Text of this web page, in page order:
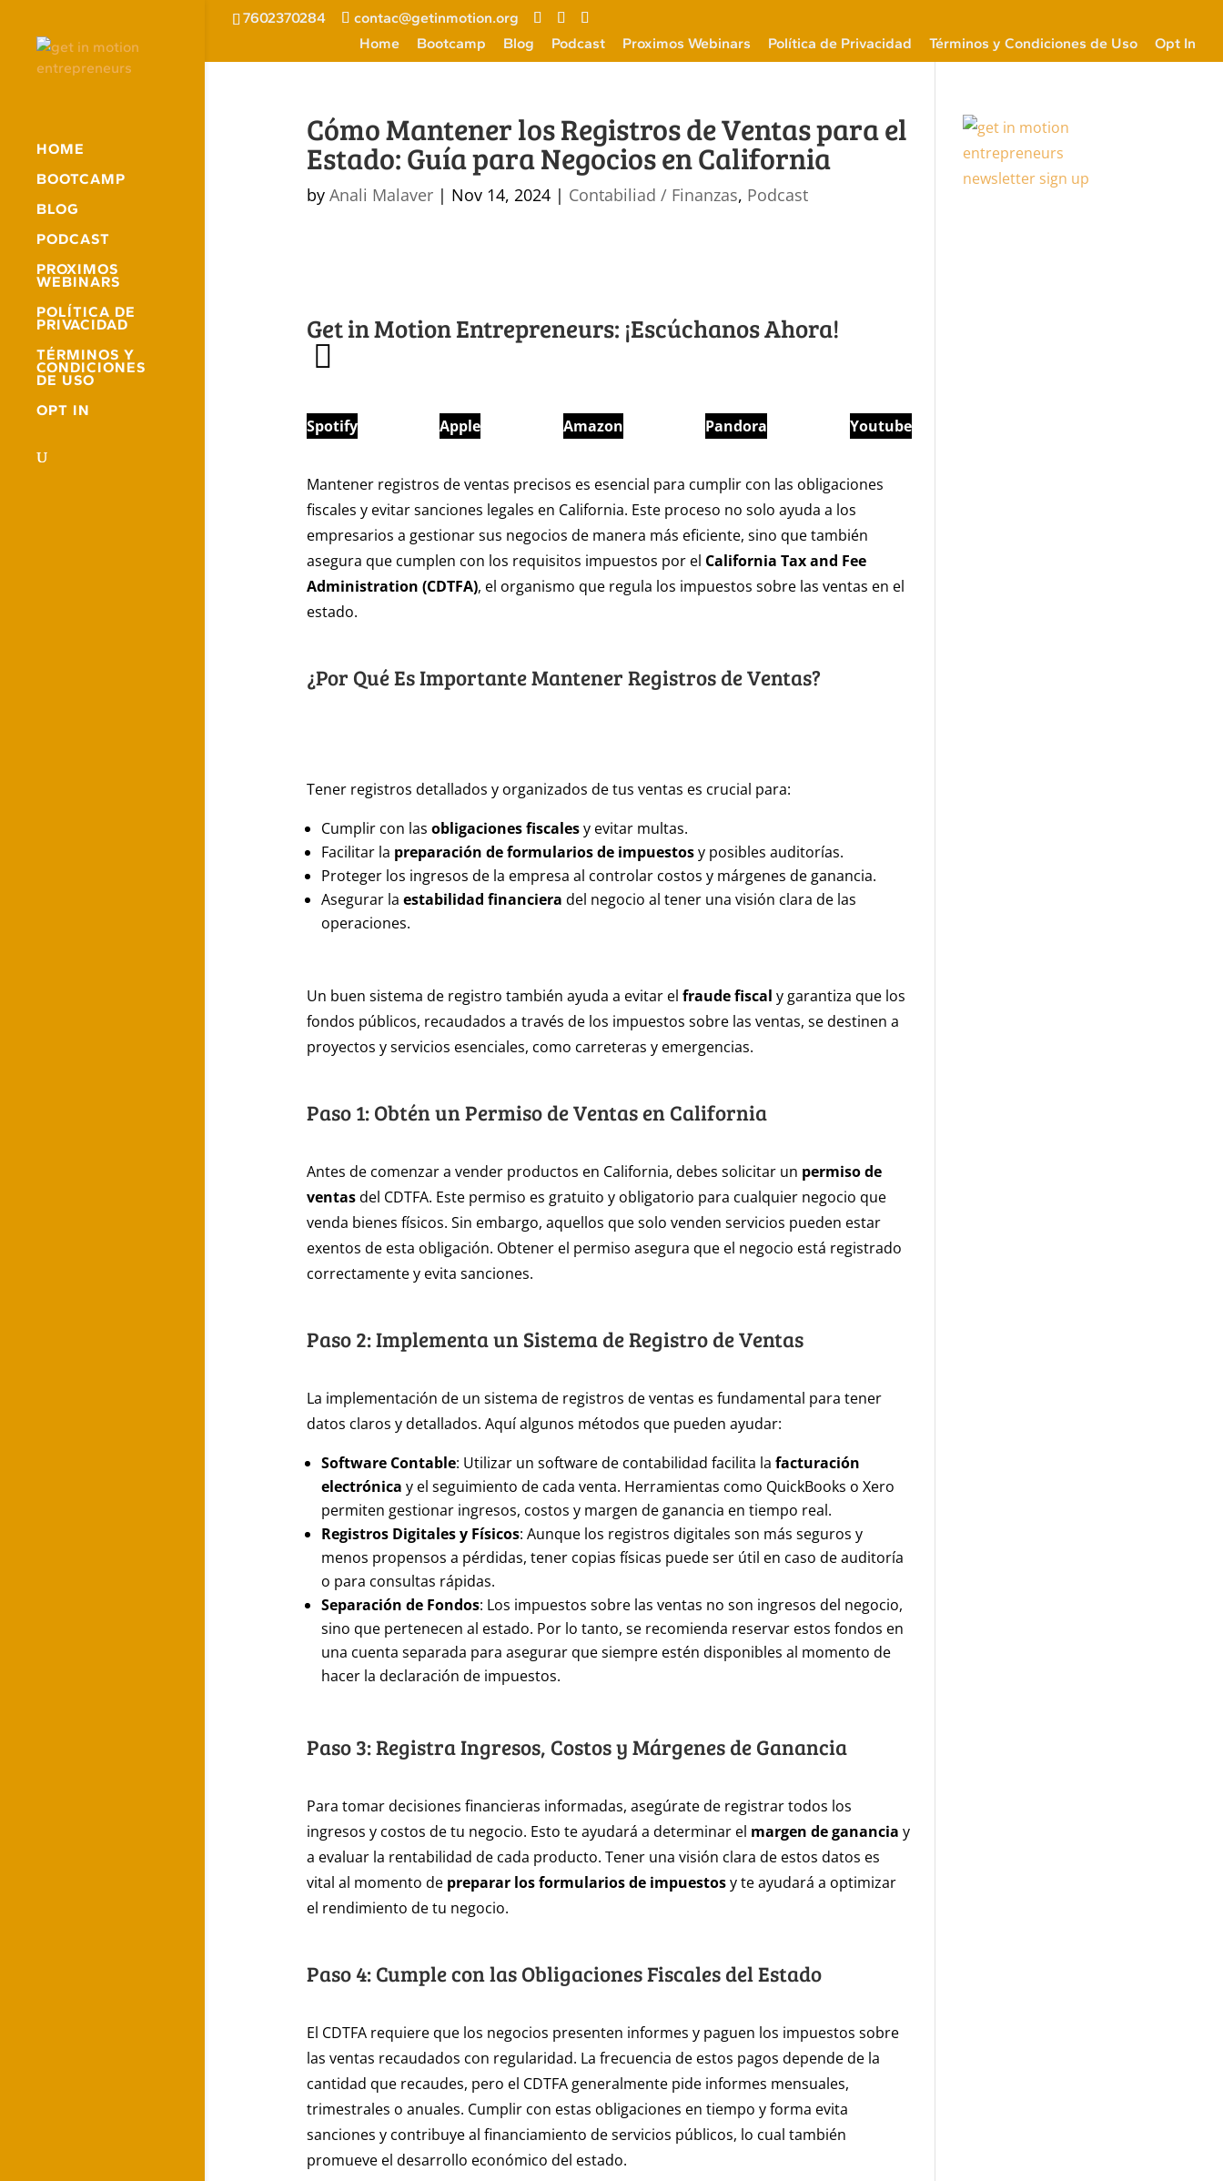
7602370284
contac@getinmotion.org
Home
Bootcamp Blog Podcast Proximos Webinars Política de Privacidad Términos y Condiciones de Uso Opt In
HOME
BOOTCAMP
BLOG
PODCAST
PROXIMOS
WEBINARS
POLÍTICA DE
PRIVACIDAD
TÉRMINOS Y
CONDICIONES
DE USO
OPT IN
Cómo Mantener los Registros de Ventas para el
Estado: Guía para Negocios en California
by Anali Malaver| Nov 14, 2024| Contabiliad / Finanzas, Podcast
Get in Motion Entrepreneurs: ¡Escúchanos Ahora!
Spotify Apple Amazon Pandora Youtube
Mantener registros de ventas precisos es esencial para cumplir con las obligaciones
fiscales y evitar sanciones legales en California. Este proceso no solo ayuda a los
empresarios a gestionar sus negocios de manera más eficiente, sino que también
asegura que cumplen con los requisitos impuestos por el California Tax and Fee
Administration (CDTFA), el organismo que regula los impuestos sobre las ventas en el
estado.
¿Por Qué Es Importante Mantener Registros de Ventas?
Tener registros detallados y organizados de tus ventas es crucial para:
Cumplir con las obligaciones fiscalesy evitar multas.
Facilitar la preparación de formularios de impuestosy posibles auditorías.
Proteger los ingresos de la empresa al controlar costos y márgenes de ganancia.
Asegurar la estabilidad financiera del negocio al tener una visión clara de las
operaciones.
Un buen sistema de registro también ayuda a evitar el fraude fiscal y garantiza que los
fondos públicos, recaudados a través de los impuestos sobre las ventas, se destinen a
proyectos y servicios esenciales, como carreteras y emergencias.
Paso 1: Obtén un Permiso de Ventas en California
Antes de comenzar a vender productos en California, debes solicitar un permiso de
ventasdel CDTFA. Este permiso es gratuito y obligatorio para cualquier negocio que
venda bienes físicos. Sin embargo, aquellos que solo venden servicios pueden estar
exentos de esta obligación. Obtener el permiso asegura que el negocio está registrado
correctamente y evita sanciones.
Paso 2: Implementa un Sistema de Registro de Ventas
La implementación de un sistema de registros de ventas es fundamental para tener
datos claros y detallados. Aquí algunos métodos que pueden ayudar:
Software Contable: Utilizar un software de contabilidad facilita la facturación
electrónica y el seguimiento de cada venta. Herramientas como QuickBooks o Xero
permiten gestionar ingresos, costos y margen de ganancia en tiempo real.
Registros Digitales y Físicos: Aunque los registros digitales son más seguros y
menos propensos a pérdidas, tener copias físicas puede ser útil en caso de auditoría
o para consultas rápidas.
Separación de Fondos: Los impuestos sobre las ventas no son ingresos del negocio,
sino que pertenecen al estado. Por lo tanto, se recomienda reservar estos fondos en
una cuenta separada para asegurar que siempre estén disponibles al momento de
hacer la declaración de impuestos.
Paso 3: Registra Ingresos, Costos y Márgenes de Ganancia
Para tomar decisiones financieras informadas, asegúrate de registrar todos los
ingresos y costos de tu negocio. Esto te ayudará a determinar el margen de ganancia y
a evaluar la rentabilidad de cada producto. Tener una visión clara de estos datos es
vital al momento de preparar los formularios de impuestosy te ayudará a optimizar
el rendimiento de tu negocio.
Paso 4: Cumple con las Obligaciones Fiscales del Estado
El CDTFA requiere que los negocios presenten informes y paguen los impuestos sobre
las ventas recaudados con regularidad. La frecuencia de estos pagos depende de la
cantidad que recaudes, pero el CDTFA generalmente pide informes mensuales,
trimestrales o anuales. Cumplir con estas obligaciones en tiempo y forma evita
sanciones y contribuye al financiamiento de servicios públicos, lo cual también
promueve el desarrollo económico del estado.